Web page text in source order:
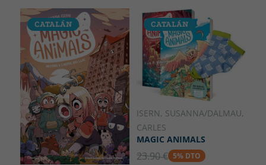
CATALÁN CATALÁN
ISERN, SUSANNA/DALMAU,
CARLES
MAGIC ANIMALS
23.90 € 5% DTO